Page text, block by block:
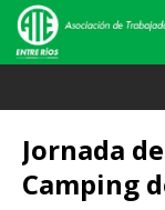
Jornada
Camping